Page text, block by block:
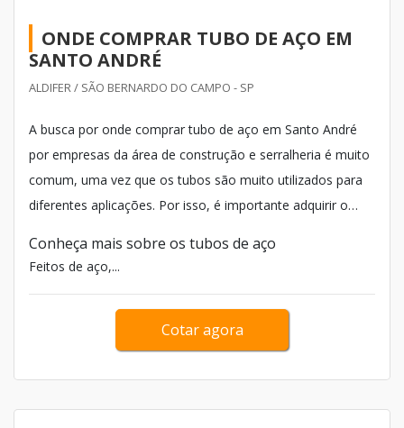
ONDE COMPRAR TUBO DE AÇO EM
SANTO ANDRÉ
ALDIFER / SÃO BERNARDO DO CAMPO - SP
A busca por onde comprar tubo de aço em Santo André
por empresas da área de construção e serralheria é muito
comum, uma vez que os tubos são muito utilizados para
diferentes aplicações. Por isso, é importante adquirir o
tubos de qualidade.
Conheça mais sobre os tubos de aço
Feitos de aço,...
Cotar agora